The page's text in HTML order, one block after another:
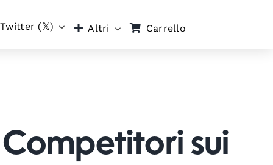
Twitter (𝕏) Altri Carrello
sui